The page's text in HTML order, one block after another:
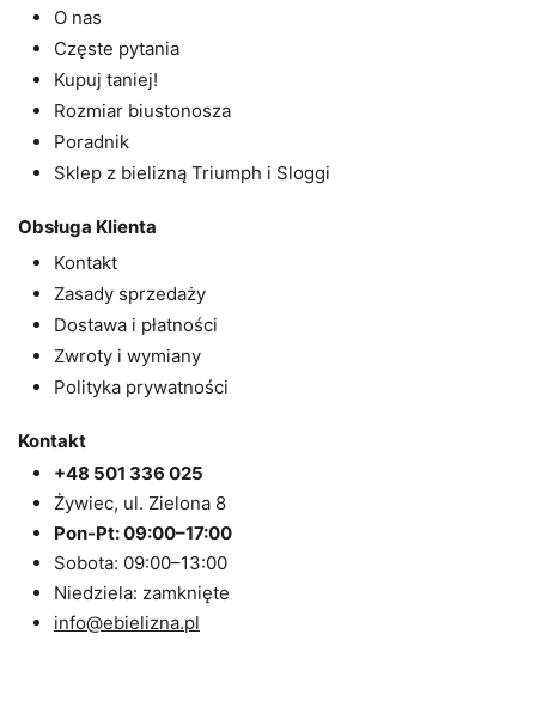
O nas
Częste pytania
Kupuj taniej!
Rozmiar biustonosza
Poradnik
Sklep z bielizną Triumph i Sloggi
Obsługa Klienta
Kontakt
Zasady sprzedaży
Dostawa i płatności
Zwroty i wymiany
Polityka prywatności
Kontakt
+48 501 336 025
Żywiec, ul. Zielona 8
Pon-Pt: 09:00–17:00
Sobota: 09:00–13:00
Niedziela: zamknięte
info@ebielizna.pl